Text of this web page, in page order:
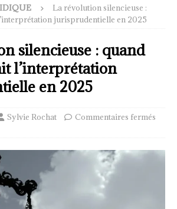
La révolution silencieuse :
jurisprudentielle en 2025
silencieuse : quand
l’interprétation
en 2025
Sylvie Rochat Commentaires fermés